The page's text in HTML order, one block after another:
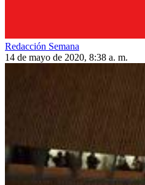
Redacción Semana
14 de mayo de 2020, 8:38 a. m.